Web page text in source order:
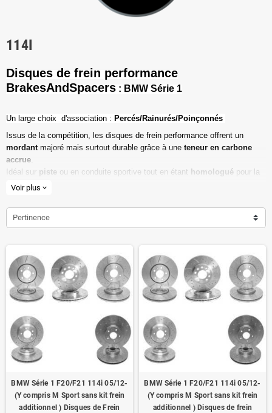
114I
Disques de frein performance
BrakesAndSpacers : BMW Série 1
Un l arge choix d'association : Percés/Rainurés/Poinçonnés
Issus de la compétition, les disques de frein performance offrent un
mordant majoré mais surtout durable grâce à une teneur en carbone
accrue.
Idéal sur piste ou en conduite sportive tout en étant homologué pour la
route ouverte.
Dimensions d'origine respectées
Installation en lieu et place.
Homologué pour le contrôle technique
Voir plus expand_more
Pertinence
BMW Série 1 F20/F21 114i 05/12-
(Y compris M Sport sans kit frein
additionnel ) Disques de Frein
BMW Série 1 F20/F21 114i 05/12-
(Y compris M Sport sans kit frein
additionnel ) Disques de frein